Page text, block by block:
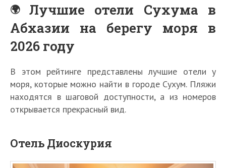
Лучшие отели Сухума в
Абхазии на берегу моря в
2026 году
В этом рейтинге представлены лучшие отели у
моря, которые можно найти в городе Сухум. Пляжи
находятся в шаговой доступности, а из номеров
открывается прекрасный вид.
Отель Диоскурия